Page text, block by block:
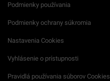
Podmienky používania
Podmienky ochrany súkromia
Nastavenia Cookies
Vyhlásenie o prístupnosti
Pravidlá používania súborov Cookies